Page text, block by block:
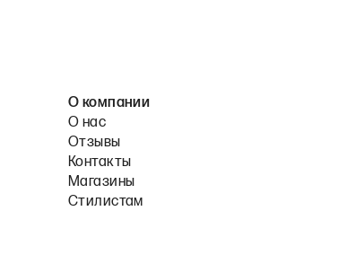
О компании
О нас
Отзывы
Контакты
Магазины
Стилистам